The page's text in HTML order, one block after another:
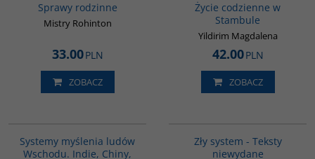
Sprawy rodzinne
Mistry Rohinton
33.00PLN
ZOBACZ
Życie codzienne w
Stambule
Yildirim Magdalena
42.00PLN
ZOBACZ
Systemy myślenia ludów
Wschodu. Indie, Chiny,
Zły system - Teksty
niewydane